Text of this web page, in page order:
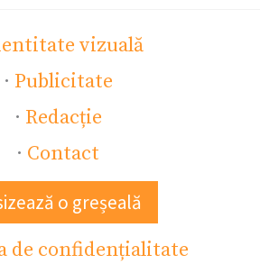
vizuală
· Publicitate
· Redacție
· Contact
o greșeală
de confidențialitate